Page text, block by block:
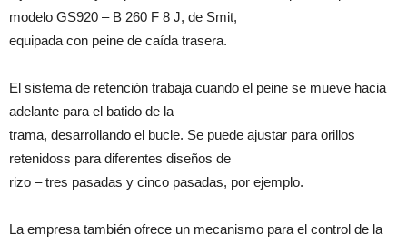
modelo GS920 – B 260 F 8 J, de Smit,
equipada con peine de caída trasera.
El sistema de retención trabaja cuando el peine se mueve hacia
adelante para el batido de la
trama, desarrollando el bucle. Se puede ajustar para orillos
retenidoss para diferentes diseños de
rizo – tres pasadas y cinco pasadas, por ejemplo.
La empresa también ofrece un mecanismo para el control de la